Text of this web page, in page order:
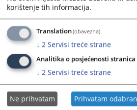
korištenje tih informacija.
Translation(obavezna)
↓ 2 Servisi treće strane
Analitika o posjećenosti stranica
↓ 2 Servisi treće strane
Ne prihvatam Prihvatam